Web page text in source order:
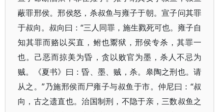
蔽罪邢侯。邢侯怒，杀叔鱼与雍子于朝。宣子问其罪
于叔向。叔向曰：“三人同罪，施生戮死可也。雍子自
知其罪而赂以买直，鲋也鬻狱，邢侯专杀，其罪一
也。己恶而掠美为昏，贪以败官为墨，杀人不忌为
贼。《夏书》曰：昏、墨、贼，杀。皋陶之刑也。请
从之。”乃施邢侯而尸雍子与叔鱼于市。仲尼曰：“叔
向，古之遗直也。治国制刑，不隐于亲，三数叔鱼之